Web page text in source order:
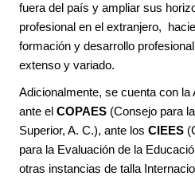
fuera del país y ampliar sus
profesional en el extranjero,
formación y desarrollo
extenso y variado.
Adicionalmente, se cuenta con
ante el COPAES (Consejo para
Superior, A. C.), ante los CIEES
para la Evaluación de la
otras instancias de talla